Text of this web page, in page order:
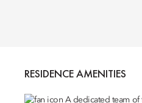
RESIDENCE AMENITIES
A dedicated team of